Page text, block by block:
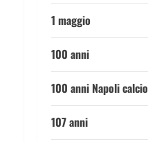
1 maggio
100 anni
100 anni Napoli calcio
107 anni